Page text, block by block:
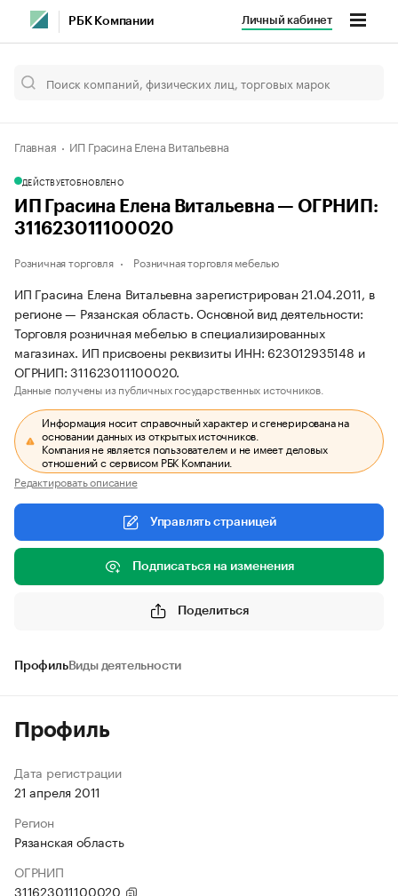
РБК Компании Личный кабинет
Главная ИП Грасина Елена Витальевна
ДЕЙСТВУЕТОБНОВЛЕНО
ИП Грасина Елена Витальевна — ОГРНИП:
311623011100020
Розничная торговля Розничная торговля мебелью
ИП Грасина Елена Витальевна зарегистрирован 21.04.2011, в
регионе — Рязанская область. Основной вид деятельности:
Торговля розничная мебелью в специализированных
магазинах. ИП присвоены реквизиты ИНН: 623012935148 и
ОГРНИП: 311623011100020.
Данные получены из публичных государственных источников.
Информация носит справочный характер и сгенерирована на
основании данных из открытых источников.
Компания не является пользователем и не имеет деловых
отношений с сервисом РБК Компании.
Редактировать описание
Управлять страницей
Подписаться на изменения
Поделиться
ПрофильВиды деятельности
Профиль
Дата регистрации
21 апреля 2011
Регион
Рязанская область
ОГРНИП
311623011100020